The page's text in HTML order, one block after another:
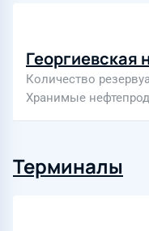
Георгиевская
Количество
Хранимые
Терминалы